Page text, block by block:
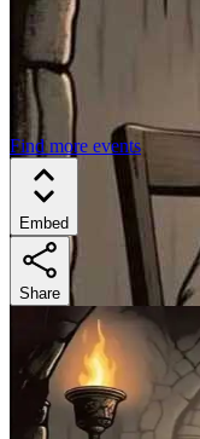
Find more events
Embed
Share